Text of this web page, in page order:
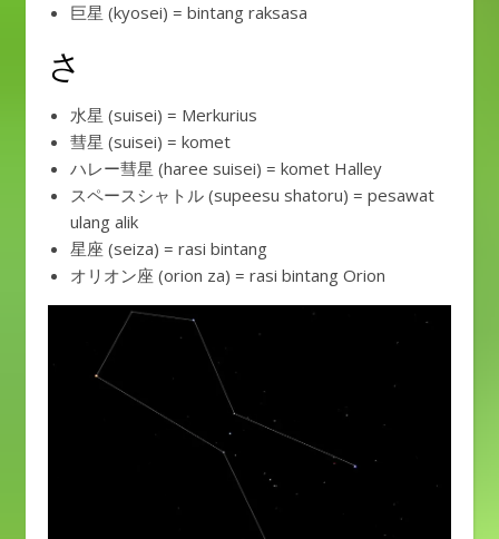
巨星 (kyosei) = bintang raksasa
さ
水星 (suisei) = Merkurius
彗星 (suisei) = komet
ハレー彗星 (haree suisei) = komet Halley
スペースシャトル (supeesu shatoru) = pesawat
ulang alik
星座 (seiza) = rasi bintang
オリオン座 (orion za) = rasi bintang Orion